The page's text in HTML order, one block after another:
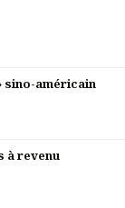
sino-américain
à revenu